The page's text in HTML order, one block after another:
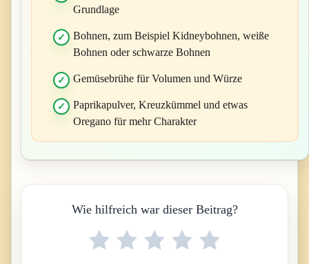
Grundlage
Bohnen, zum Beispiel Kidneybohnen, weiße
Bohnen oder schwarze Bohnen
Gemüsebrühe für Volumen und Würze
Paprikapulver, Kreuzkümmel und etwas
Oregano für mehr Charakter
Wie hilfreich war dieser Beitrag?